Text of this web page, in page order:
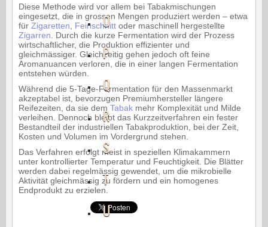
O
P
Q
R
S
T
U
Diese Methode wird vor allem bei Tabakmischungen
eingesetzt, die in grossen Mengen produziert werden – etwa
für Zigaretten Feinschnittoder maschinell hergestellte
Zigarren . Durch die kurze Fermentation wird der Prozess
wirtschaftlicher, die Produktion effizienter und
gleichmässiger. Gleichzeitig gehen jedoch oft feine
Aromanuancen verloren, die in einer langen Fermentation
entstehen würden.
Während die 5-Tage-Fermentation für den Massenmarkt
akzeptabel ist, bevorzugen Premiumhersteller längere
Reifezeiten, da sie dem Tabakmehr Komplexität und Milde
verleihen. Dennoch bleibt das Kurzzeitverfahren ein fester
Bestandteil der industriellen Tabakproduktion, bei der Zeit,
Kosten und Volumen im Vordergrund stehen.
Das Verfahren erfolgt meist in speziellen Klimakammern
unter kontrollierter Temperatur und Feuchtigkeit. Die Blätter
werden dabei regelmässig gewendet, um die mikrobielle
Aktivität gleichmässig zu fördern und ein homogenes
Endprodukt zu erzielen.